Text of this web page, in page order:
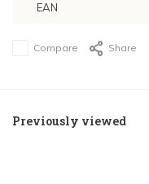
EAN
Compare Share
Previously viewed